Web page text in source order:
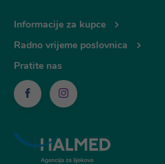
Informacije za kupce
Radno vrijeme poslovnica
Pratite nas